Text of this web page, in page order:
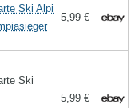
Ski Alpi
5,99 €
Ski
5,99 €